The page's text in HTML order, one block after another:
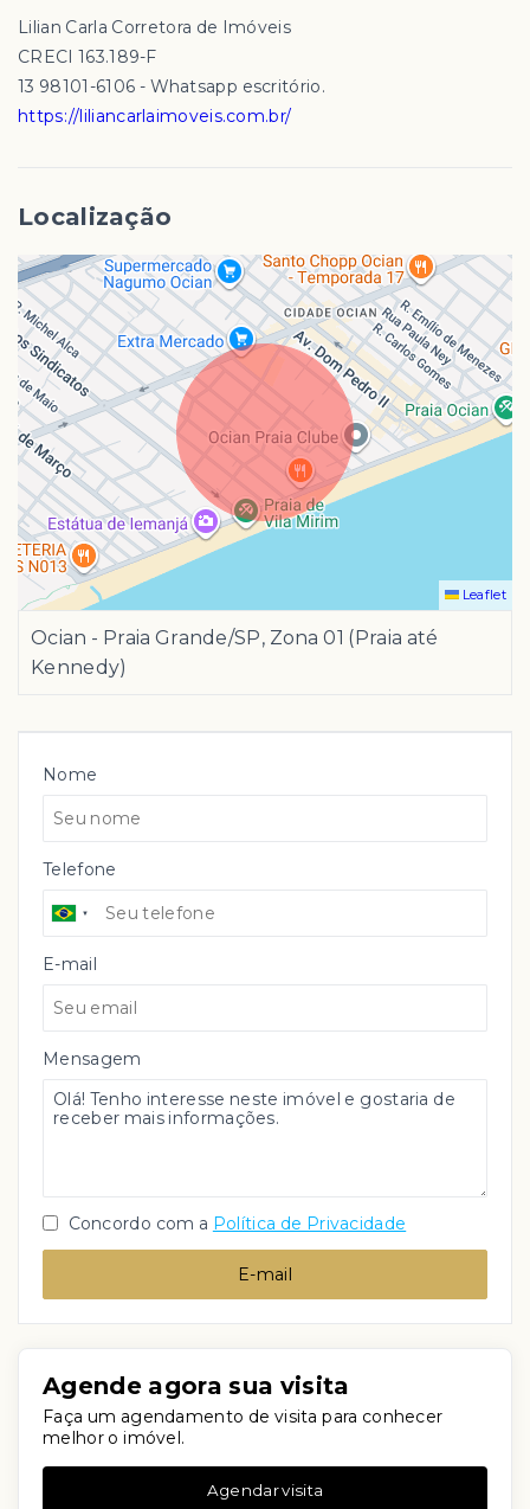
Nome
Telefone
E-mail
Mensagem
Concordo com a Política de Privacidade
E-mail
Agende agora sua visita
Faça um agendamento de visita para conhecer
melhor o imóvel.
Agendar visita
Lilian Carla Corretora de Imóveis
CRECI 163.189-F
13 98101-6106 - Whatsapp escritório.
https://liliancarlaimoveis.com.br/
Localização
Leaflet
Ocian - Praia Grande/SP, Zona 01 (Praia até
Kennedy)